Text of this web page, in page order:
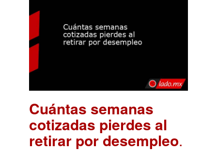
Cuántas semanas
cotizadas pierdes al
retirar por desempleo.